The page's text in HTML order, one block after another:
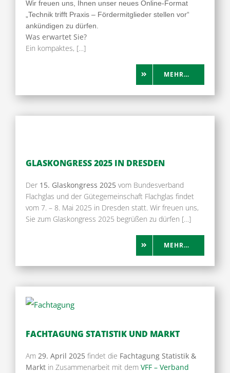
Wir freuen uns, Ihnen unser neues Online-Format
„Technik trifft Praxis – Fördermitglieder stellen vor“
ankündigen zu dürfen.
Was erwartet Sie?
Ein kompaktes, […]
MEHR…
GLASKONGRESS 2025 IN DRESDEN
Der 15. Glaskongress 2025vom Bundesverband
Flachglas und der Gütegemeinschaft Flachglas findet
vom 7. – 8. Mai 2025 in Dresden statt. Wir freuen uns,
Sie zum Glaskongress 2025 begrüßen zu dürfen […]
MEHR…
FACHTAGUNG STATISTIK UND MARKT
Am 29. April 2025findet die Fachtagung Statistik &
Marktin Zusammenarbeit mit dem VFF – Verband